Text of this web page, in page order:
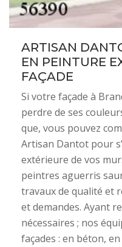
ARTISAN
EN PEINTURE
FAÇADE
Si votre façade à
perdre de ses
que, vous pouvez
Artisan Dantot pour
extérieure de vos
peintres aguerris
travaux de qualité et
et demandes. Ayant
nécessaires ; nos
façades : en béton,